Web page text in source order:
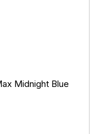
Midnight Blue